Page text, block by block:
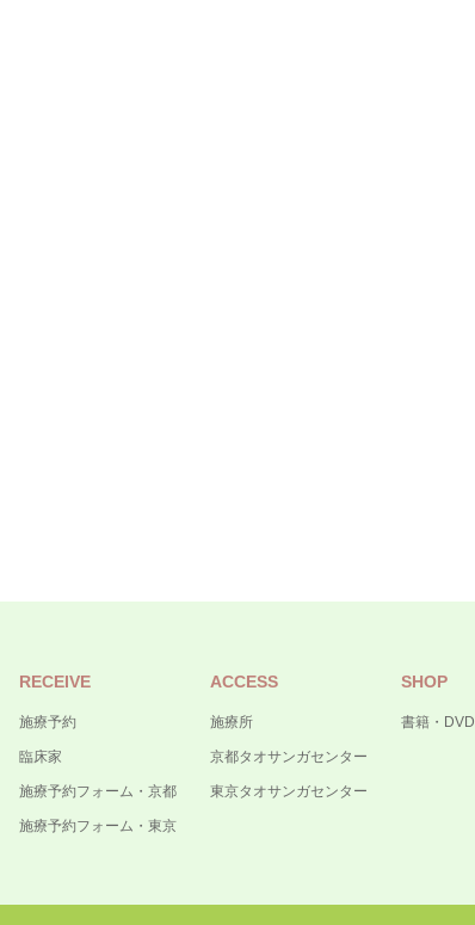
RECEIVE
施療予約
臨床家
施療予約フォーム・京都
施療予約フォーム・東京
ACCESS
施療所
京都タオサンガセンター
東京タオサンガセンター
SHOP
書籍・DVD